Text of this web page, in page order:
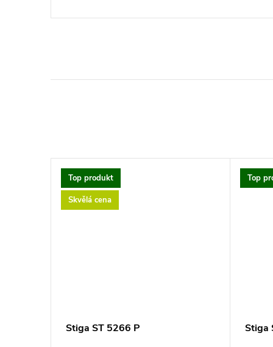
Top produkt
Skvělá cena
Stiga ST 5266 P
Top
Stiga